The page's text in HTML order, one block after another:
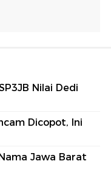
Nilai Dedi
Dicopot, Ini
Jawa Barat